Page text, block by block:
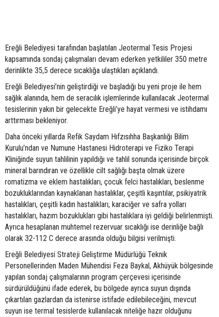
Ereğli Belediyesi tarafından başlatılan Jeotermal Tesis Projesi
kapsamında sondaj çalışmaları devam ederken yetkililer 350 metre
derinlikte 35,5 derece sıcaklığa ulaştıkları açıklandı.
Ereğli Belediyesi’nin geliştirdiği ve başladığı bu yeni proje ile hem
sağlık alanında, hem de seracılık işlemlerinde kullanılacak Jeotermal
tesislerinin yakın bir gelecekte Ereğli’ye hayat vermesi ve istihdamı
arttırması bekleniyor.
Daha önceki yıllarda Refik Saydam Hıfzısıhha Başkanlığı Bilim
Kurulu’ndan ve Numune Hastanesi Hidroterapi ve Fiziko Terapi
Kliniğinde suyun tahlilinin yapıldığı ve tahlil sonunda içerisinde birçok
mineral barındıran ve özellikle cilt sağlığı başta olmak üzere
romatizma ve eklem hastalıkları, çocuk felci hastalıkları, beslenme
bozukluklarından kaynaklanan hastalıklar, çeşitli kaşıntılar, psikiyatrik
hastalıkları, çeşitli kadın hastalıkları, karaciğer ve safra yolları
hastalıkları, hazım bozuklukları gibi hastalıklara iyi geldiği belirlenmişti.
Ayrıca hesaplanan muhtemel rezervuar sıcaklığı ise derinliğe bağlı
olarak 32-112 C derece arasında olduğu bilgisi verilmişti.
Ereğli Belediyesi Strateji Geliştirme Müdürlüğü Teknik
Personellerinden Maden Mühendisi Feza Baykal, Akhüyük bölgesinde
yapılan sondaj çalışmalarının program çerçevesi içerisinde
sürdürüldüğünü ifade ederek, bu bölgede ayrıca suyun dışında
çıkartılan gazlardan da istenirse istifade edilebileceğini, mevcut
suyun ise termal tesislerde kullanılacak niteliğe hazır olduğunu